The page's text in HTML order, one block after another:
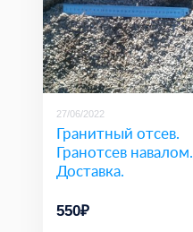
27/06/2022
Гранитный отсев.
Гранотсев навалом.
Доставка.
550₽